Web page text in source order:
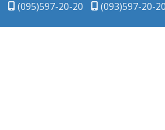
(095)597-20-20 (093)597-20-20